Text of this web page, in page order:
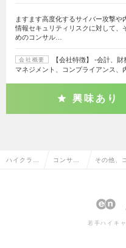
ますます高度化するサイバー攻撃や
情報セキュリティリスクに対して、
めのコンサル…
会社概要
【会社特徴】 ‐会計、
マネジメント、コンプライアンス、
興味あり
ハイクラス コンサル その他、
若手ハイキ